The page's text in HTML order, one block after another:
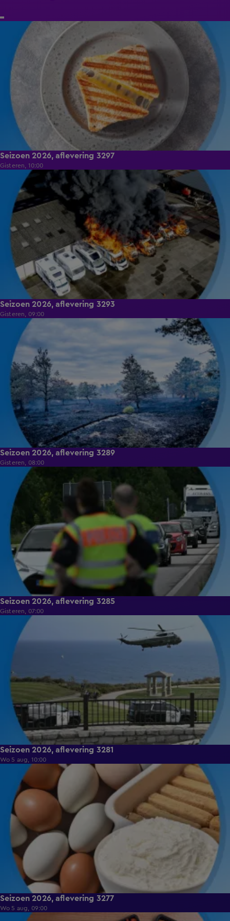
Seizoen 2026, aflevering 3297
Gisteren, 10:00
Seizoen 2026, aflevering 3293
Gisteren, 09:00
Seizoen 2026, aflevering 3289
Gisteren, 08:00
Seizoen 2026, aflevering 3285
Gisteren, 07:00
Seizoen 2026, aflevering 3281
Wo 5 aug, 10:00
Seizoen 2026, aflevering 3277
Wo 5 aug, 09:00